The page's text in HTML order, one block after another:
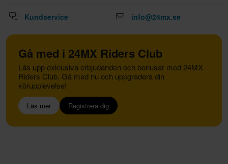
Kundservice info@24mx.se
Gå med i 24MX Riders Club
Lås upp exklusiva erbjudanden och bonusar med 24MX
Riders Club. Gå med nu och uppgradera din
körupplevelse!
Läs mer Registrera dig